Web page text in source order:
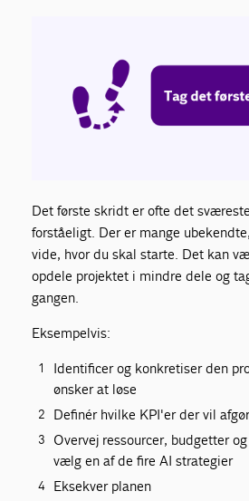
Det første skridt er ofte det
forståeligt. Der er mange
vide, hvor du skal starte. Det kan
opdele projektet i mindre dele og
gangen.
Eksempelvis:
Identificer og konkretiser den
ønsker at løse
Definér hvilke KPI'er der vil
Overvej ressourcer, budgetter
vælg en af de fire AI strategier
Eksekver planen